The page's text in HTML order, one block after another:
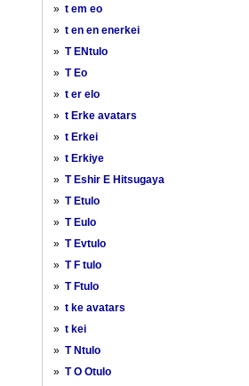
» t em eo
» t en en enerkei
» T ENtulo
» T Eo
» t er elo
» t Erke avatars
» t Erkei
» t Erkiye
» T Eshir E Hitsugaya
» T Etulo
» T Eulo
» T Evtulo
» T F tulo
» T Ftulo
» t ke avatars
» t kei
» T Ntulo
» T O Otulo